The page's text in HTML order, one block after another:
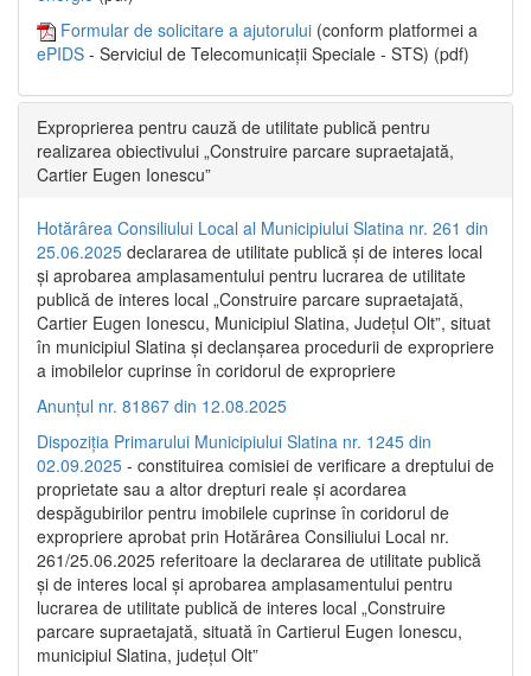
Formular de solicitare a ajutorului (conform platformei a
ePIDS - Serviciul de Telecomunicații Speciale - STS) (pdf)
Exproprierea pentru cauză de utilitate publică pentru
realizarea obiectivului „Construire parcare supraetajată,
Cartier Eugen Ionescu”
Hotărârea Consiliului Local al Municipiului Slatina nr. 261 din
25.06.2025 declararea de utilitate publică și de interes local
și aprobarea amplasamentului pentru lucrarea de utilitate
publică de interes local „Construire parcare supraetajată,
Cartier Eugen Ionescu, Municipiul Slatina, Județul Olt”, situat
în municipiul Slatina și declanșarea procedurii de expropriere
a imobilelor cuprinse în coridorul de expropriere
Anunțul nr. 81867 din 12.08.2025
Dispoziția Primarului Municipiului Slatina nr. 1245 din
02.09.2025 - constituirea comisiei de verificare a dreptului de
proprietate sau a altor drepturi reale și acordarea
despăgubirilor pentru imobilele cuprinse în coridorul de
expropriere aprobat prin Hotărârea Consiliului Local nr.
261/25.06.2025 referitoare la declararea de utilitate publică
și de interes local și aprobarea amplasamentului pentru
lucrarea de utilitate publică de interes local „Construire
parcare supraetajată, situată în Cartierul Eugen Ionescu,
municipiul Slatina, județul Olt”